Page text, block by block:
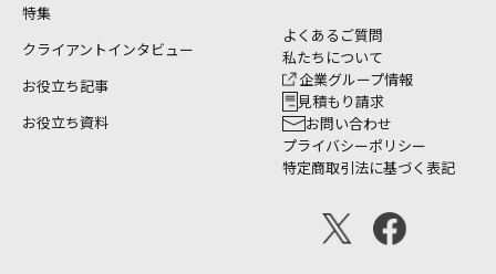
特集
クライアントインタビュー
お役立ち記事
お役立ち資料
よくあるご質問
私たちについて
企業グループ情報
見積もり請求
お問い合わせ
プライバシーポリシー
特定商取引法に基づく表記